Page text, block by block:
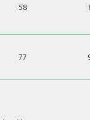
58
77